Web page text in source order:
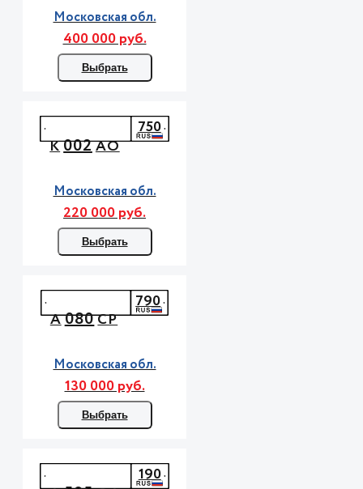
Московская обл.
400 000 руб.
Выбрать
К002АО
750
Московская обл.
220 000 руб.
Выбрать
А080СР
790
Московская обл.
130 000 руб.
Выбрать
190